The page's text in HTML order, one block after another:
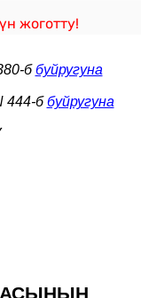
жоготту!